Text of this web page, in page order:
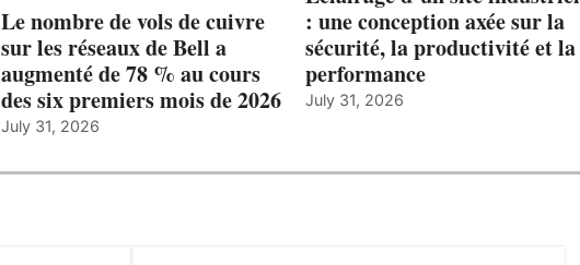
Le nombre de vols de cuivre
sur les réseaux de Bell a
augmenté de 78 % au cours
des six premiers mois de 2026
July 31, 2026
: une conception axée sur la
sécurité, la productivité et la
performance
July 31, 2026